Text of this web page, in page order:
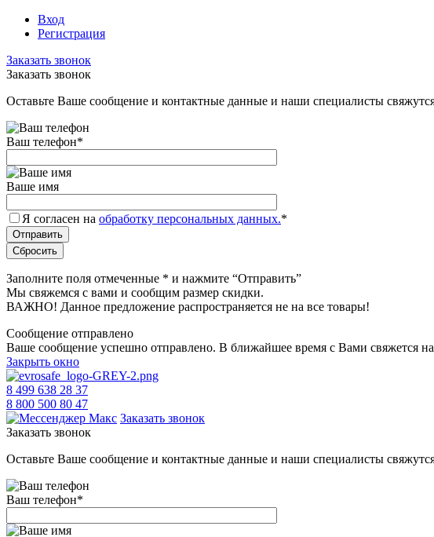
Вход
Регистрация
Заказать звонок
Заказать звонок
Оставьте Ваше сообщение и контактные данные и наши специалисты
Ваш телефон*
Ваше имя
Я согласен на обработку персональных данных.*
Заполните поля отмеченные * и нажмите “Отправить”
Мы свяжемся с вами и сообщим размер скидки.
ВАЖНО! Данное предложение распространяется не на все товары!
Сообщение отправлено
Ваше сообщение успешно отправлено. В ближайшее время с Вами свяжется
Закрыть окно
8 499 638 28 37
8 800 500 80 47
Заказать звонок
Заказать звонок
Оставьте Ваше сообщение и контактные данные и наши специалисты
Ваш телефон*